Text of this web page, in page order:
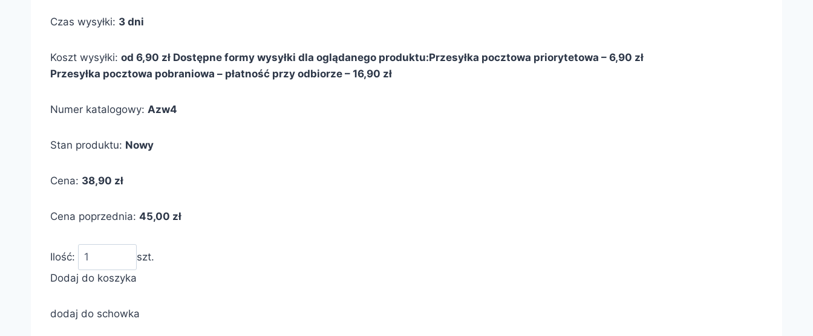
Czas wysyłki: 3 dni
Koszt wysyłki: od 6,90 zł Dostępne formy wysyłki dla oglądanego produktu:Przesyłka pocztowa priorytetowa – 6,90 zł
Przesyłka pocztowa pobraniowa – płatność przy odbiorze – 16,90 zł
Numer katalogowy: Azw4
Stan produktu: Nowy
Cena: 38,90 zł
Cena poprzednia: 45,00 zł
Ilość:
szt.
Dodaj do koszyka
dodaj do schowka